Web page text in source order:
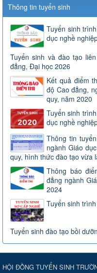
Thông tin tuyển sinh
Tuyển sinh
dục nghề
Tuyển sinh và đào tạo
đẳng, Đại học 2026
Kết quả điểm
độ Cao đẳng,
quy, năm 2020
Tuyển sinh
dục nghề
Thông tin
ngành Giáo
quy, hình thức đào tạo vừa
Thông báo
đẳng ngành
2024
Tuyển sinh
Tuyển sinh đào tạo bồi
HỘI ĐỒNG TUYỂN SINH